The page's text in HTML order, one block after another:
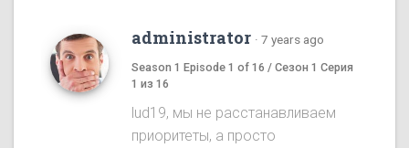
administrator · 7 years ago
Season 1 Episode 1 of 16 / Сезон 1 Серия
1 из 16
lud19, мы не расстанавливаем
приоритеты, а просто